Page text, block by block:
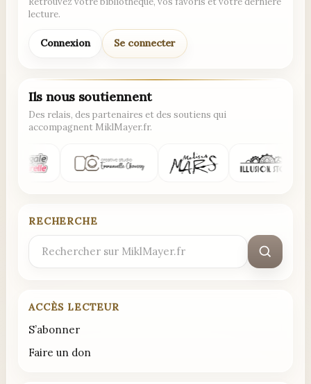
lecture.
Connexion Se connecter
Ils nous soutiennent
Des relais, des partenaires et des soutiens qui
accompagnent MiklMayer.fr.
RECHERCHE
Rechercher
ACCÈS LECTEUR
S’abonner
Faire un don